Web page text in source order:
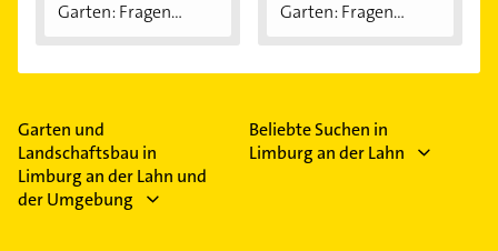
Garten: Fragen...
Garten: Fragen...
Garten und
Landschaftsbau in
Limburg an der Lahn und
der Umgebung
Beliebte Suchen in
Limburg an der Lahn